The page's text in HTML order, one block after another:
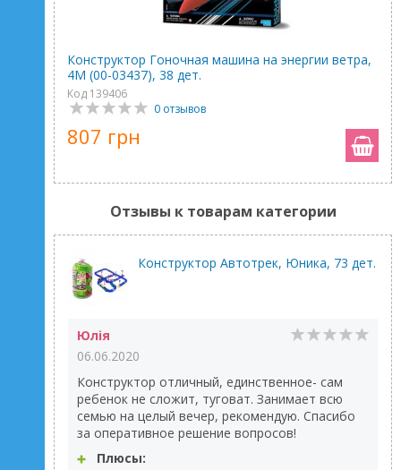
Конструктор Гоночная машина на энергии ветра,
4M (00-03437), 38 дет.
Код 139406
0 отзывов
807 грн
Отзывы к товарам категории
Конструктор Автотрек, Юника, 73 дет.
Юлія
06.06.2020
Конструктор отличный, единственное- сам
ребенок не сложит, туговат. Занимает всю
семью на целый вечер, рекомендую. Спасибо
за оперативное решение вопросов!
Плюсы: